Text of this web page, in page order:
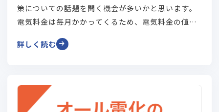
策についての話題を聞く機会が多いかと思います。
電気料金は毎月かかってくるため、電気料金の値上
うか。 今回は、電気代の補助金は「いくら」で「ど
詳しく読む